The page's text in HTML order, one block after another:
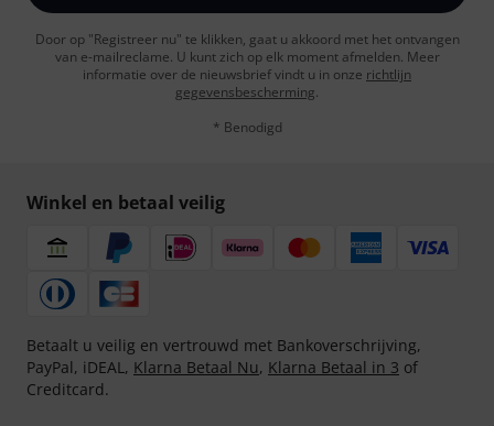
Door op "Registreer nu" te klikken, gaat u akkoord met het ontvangen
van e-mailreclame. U kunt zich op elk moment afmelden. Meer
informatie over de nieuwsbrief vindt u in onze richtlijn
gegevensbescherming.
* Benodigd
Winkel en betaal veilig
Betaalt u veilig en vertrouwd met Bankoverschrijving,
PayPal, iDEAL, Klarna Betaal Nu, Klarna Betaal in 3 of
Creditcard.